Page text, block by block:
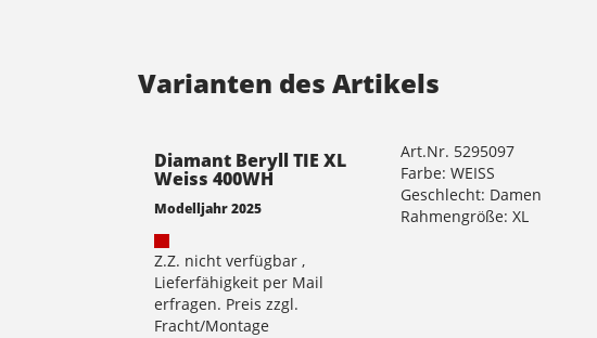
Varianten des Artikels
Diamant Beryll TIE XL
Weiss 400WH
Modelljahr 2025
Z.Z. nicht verfügbar ,
Lieferfähigkeit per Mail
erfragen. Preis zzgl.
Fracht/Montage
Art.Nr. 5295097
Farbe: WEISS
Geschlecht: Damen
Rahmengröße: XL